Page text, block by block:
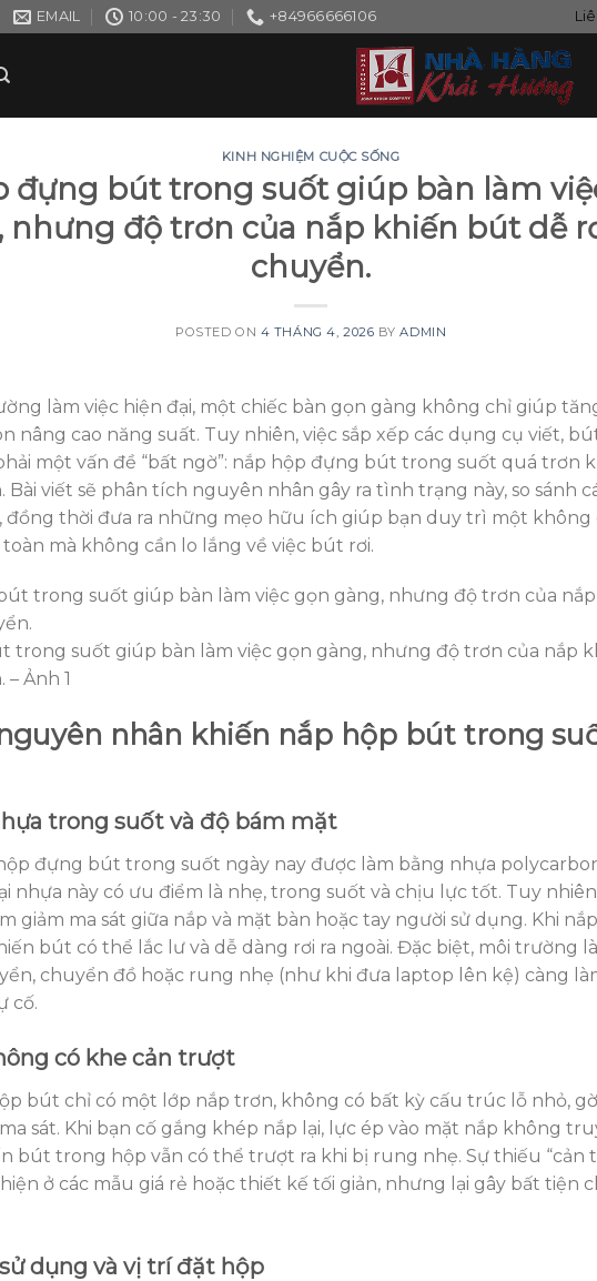
EMAIL 10:00 - 23:30 +84966666106
KINH NGHIỆM CUỘC SỐNG
đựng bút trong suốt giúp bàn làm
nhưng độ trơn của nắp khiến bút dễ
chuyển.
POSTED ON 4 THÁNG 4, 2026 BYADMIN
làm việc hiện đại, một chiếc bàn gọn gàng không chỉ giúp
nâng cao năng suất. Tuy nhiên, việc sắp xếp các dụng cụ viết,
một vấn đề “bất ngờ”: nắp hộp đựng bút trong suốt quá trơn
Bài viết sẽ phân tích nguyên nhân gây ra tình trạng này, so sánh
đồng thời đưa ra những mẹo hữu ích giúp bạn duy trì một không
mà không cần lo lắng về việc bút rơi.
trong suốt giúp bàn làm việc gọn gàng, nhưng độ trơn của nắp
Ảnh 1
nhân khiến nắp hộp bút trong
trong suốt và độ bám mặt
đựng bút trong suốt ngày nay được làm bằng nhựa
nhựa này có ưu điểm là nhẹ, trong suốt và chịu lực tốt. Tuy
giảm ma sát giữa nắp và mặt bàn hoặc tay người sử dụng. Khi
bút có thể lắc lư và dễ dàng rơi ra ngoài. Đặc biệt, môi trường
chuyển đồ hoặc rung nhẹ (như khi đưa laptop lên kệ) càng
cố.
có khe cản trượt
bút chỉ có một lớp nắp trơn, không có bất kỳ cấu trúc lỗ nhỏ, gờ
sát. Khi bạn cố gắng khép nắp lại, lực ép vào mặt nắp không
bút trong hộp vẫn có thể trượt ra khi bị rung nhẹ. Sự thiếu “cản
ở các mẫu giá rẻ hoặc thiết kế tối giản, nhưng lại gây bất tiện
dụng và vị trí đặt hộp